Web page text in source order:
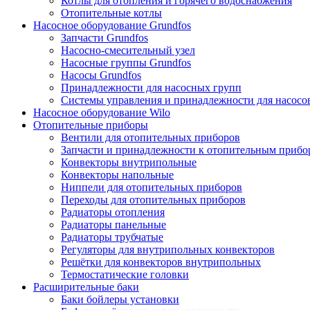
Отопительные котлы
Насосное оборудование Grundfos
Запчасти Grundfos
Насосно-смесительный узел
Насосные группы Grundfos
Насосы Grundfos
Принадлежности для насосных групп
Системы управления и принадлежности для
Насосное оборудование Wilo
Отопительные приборы
Вентили для отопительных приборов
Запчасти и принадлежности к отопительным
Конвекторы внутрипольные
Конвекторы напольные
Ниппели для отопительных приборов
Переходы для отопительных приборов
Радиаторы отопления
Радиаторы панельные
Радиаторы трубчатые
Регуляторы для внутрипольных конвекторов
Решётки для конвекторов внутрипольных
Термостатические головки
Расширительные баки
Баки бойлеры установки